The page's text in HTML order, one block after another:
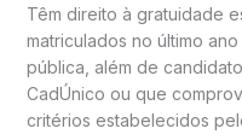
Têm direito à gratuidade
matriculados no último
pública, além de
CadÚnico ou que
critérios estabelecidos